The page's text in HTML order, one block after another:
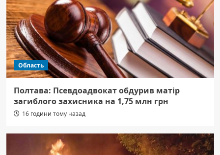
Область
Полтава: Псевдоадвокат обдурив матір
загиблого захисника на 1,75 млн грн
16 години тому назад